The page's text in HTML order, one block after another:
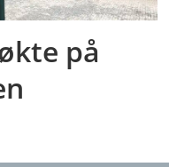
på